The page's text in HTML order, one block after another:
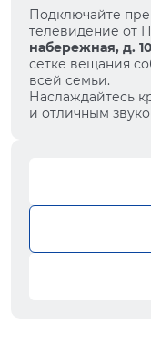
Подключайте
телевидение от
набережная, д.
сетке вещания
всей семьи.
Наслаждайтесь
и отличным